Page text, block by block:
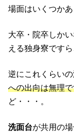
場面はいくつかあ
大卒・院卒しか
える独身寮です
逆にこれくらい
への出向は無理
ど・・・。
洗面台が共用の場